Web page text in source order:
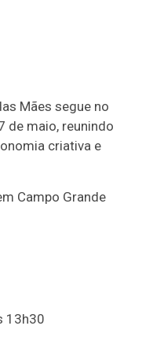
Mães segue no
de maio, reunindo
criativa e
Campo Grande
13h30